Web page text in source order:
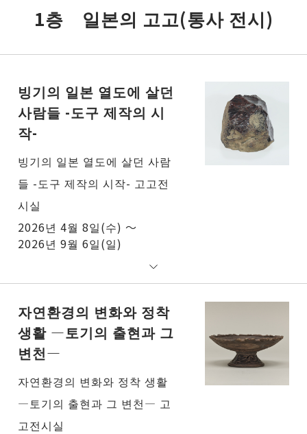
1층 일본의 고고(통사 전시)
빙기의 일본 열도에 살던
사람들 -도구 제작의 시
작-
빙기의 일본 열도에 살던 사람
들 -도구 제작의 시작- 고고전
시실
2026년 4월 8일(수) ～
2026년 9월 6일(일)
자연환경의 변화와 정착
생활 ―토기의 출현과 그
변천―
자연환경의 변화와 정착 생활
―토기의 출현과 그 변천― 고
고전시실